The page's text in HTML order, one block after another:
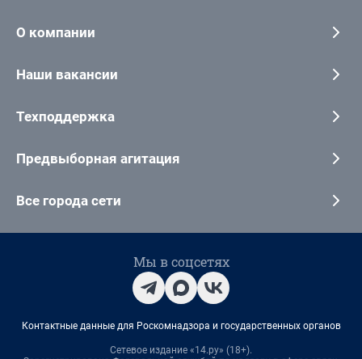
О компании
Наши вакансии
Техподдержка
Предвыборная агитация
Все города сети
Мы в соцсетях
Контактные данные для Роскомнадзора и государственных органов
Сетевое издание «14.ру» (18+).